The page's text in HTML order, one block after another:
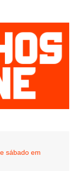
sábado em